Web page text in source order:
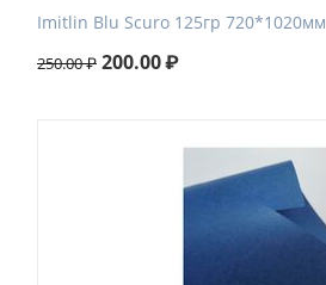
Imitlin Blu Scuro 125гр 720*1020мм
250.00₽ 200.00₽